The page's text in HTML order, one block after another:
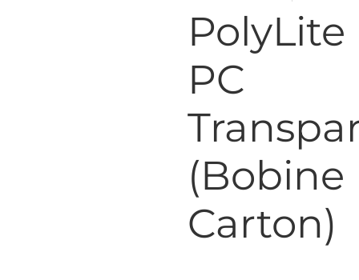
PolyLite
PC
(Bobine
Carton)